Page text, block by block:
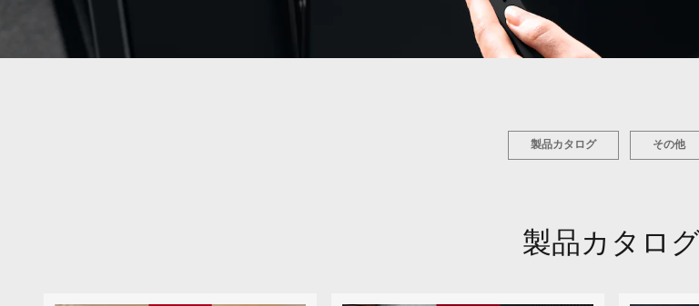
製品カタログ その他
製品カタログ